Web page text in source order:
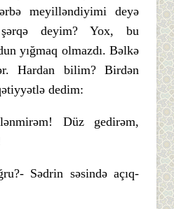
meyilləndiyimi deyə
deyim? Yox, bu
yığmaq olmazdı. Bəlkə
Hardan bilim? Birdən
dedim:
Düz gedirəm,
Sədrin səsində açıq-